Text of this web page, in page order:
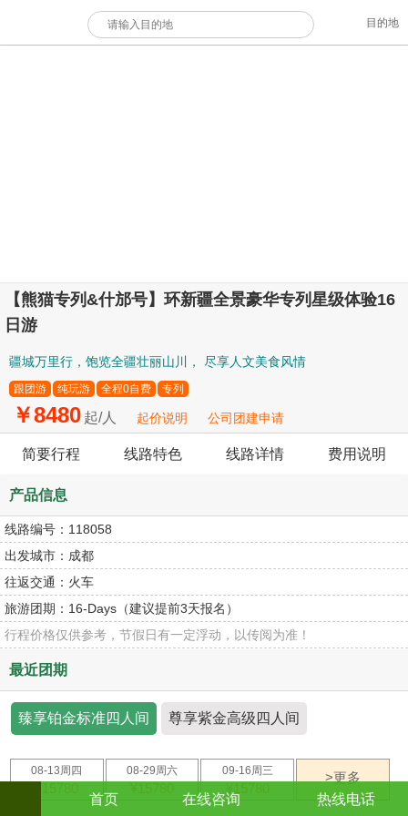
目的地
【熊猫专列&什邡号】环新疆全景豪华专列星级体验16
日游
疆城万里行，饱览全疆壮丽山川， 尽享人文美食风情
跟团游 纯玩游 全程0自费 专列
￥8480 起/人 起价说明 公司团建申请
简要行程 线路特色 线路详情 费用说明
产品信息
线路编号： 118058
出发城市： 成都
往返交通： 火车
旅游团期： 16-Days（建议提前3天报名）
行程价格仅供参考，节假日有一定浮动，以传阅为准！
最近团期
臻享铂金标准四人间 尊享紫金高级四人间
08-13周四 08-29周六 09-16周三
>更多
首页
在线咨询 热线电话